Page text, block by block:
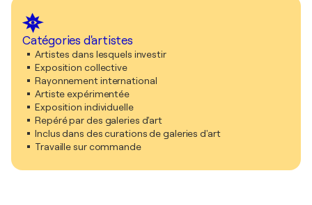
Catégories d'artistes
Artistes dans lesquels investir
Exposition collective
Rayonnement international
Artiste expérimentée
Exposition individuelle
Repéré par des galeries d'art
Inclus dans des curations de galeries d'art
Travaille sur commande